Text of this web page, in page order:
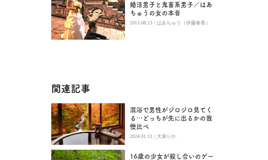
婚活男子と鬼畜系男子／はあ
ちゅうの女の本音
2013.08.13 | はあちゅう（伊藤春香）
関連記事
混浴で男性がジロジロ見てく
る…どっちが先に出るかの我
慢比べ
2024.01.13 | 大泉りか
16歳の少女が殺し合いのゲー